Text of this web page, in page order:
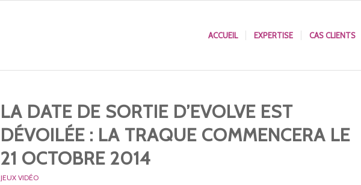
ACCUEIL EXPERTISE CAS CLIENTS
LA DATE DE SORTIE D’EVOLVE EST
DÉVOILÉE : LA TRAQUE COMMENCERA LE
21 OCTOBRE 2014
JEUX VIDÉO